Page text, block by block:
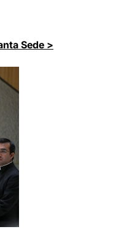
Sede >